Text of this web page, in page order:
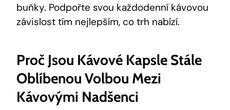
buňky. Podpořte svou každodenní kávovou
závislost tím nejlepším, co trh nabízí.
Proč Jsou Kávové Kapsle Stále
Oblíbenou Volbou Mezi
Kávovými Nadšenci